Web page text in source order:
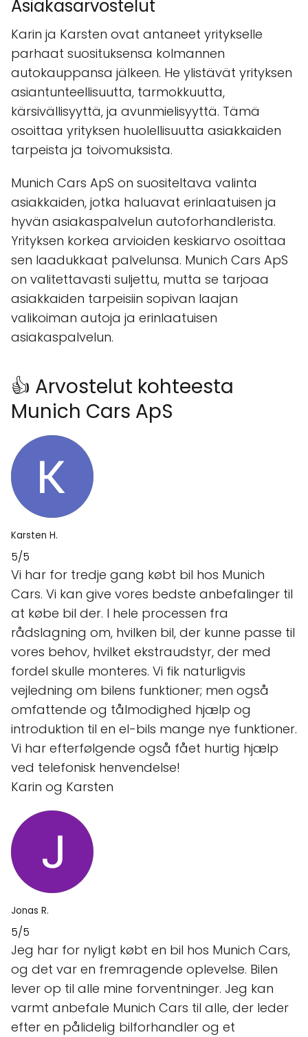
Asiakasarvostelut
Karin ja Karsten ovat antaneet yritykselle
parhaat suosituksensa kolmannen
autokauppansa jälkeen. He ylistävät yrityksen
asiantunteellisuutta, tarmokkuutta,
kärsivällisyyttä, ja avunmielisyyttä. Tämä
osoittaa yrityksen huolellisuutta asiakkaiden
tarpeista ja toivomuksista.
Munich Cars ApS on suositeltava valinta
asiakkaiden, jotka haluavat erinlaatuisen ja
hyvän asiakaspalvelun autoforhandlerista.
Yrityksen korkea arvioiden keskiarvo osoittaa
sen laadukkaat palvelunsa. Munich Cars ApS
on valitettavasti suljettu, mutta se tarjoaa
asiakkaiden tarpeisiin sopivan laajan
valikoiman autoja ja erinlaatuisen
asiakaspalvelun.
👍 Arvostelut kohteesta
Munich Cars ApS
Karsten H.
5/5
Vi har for tredje gang købt bil hos Munich
Cars. Vi kan give vores bedste anbefalinger til
at købe bil der. I hele processen fra
rådslagning om, hvilken bil, der kunne passe til
vores behov, hvilket ekstraudstyr, der med
fordel skulle monteres. Vi fik naturligvis
vejledning om bilens funktioner; men også
omfattende og tålmodighed hjælp og
introduktion til en el-bils mange nye funktioner.
Vi har efterfølgende også fået hurtig hjælp
ved telefonisk henvendelse!
Karin og Karsten
Jonas R.
5/5
Jeg har for nyligt købt en bil hos Munich Cars,
og det var en fremragende oplevelse. Bilen
lever op til alle mine forventninger. Jeg kan
varmt anbefale Munich Cars til alle, der leder
efter en pålidelig bilforhandler og et